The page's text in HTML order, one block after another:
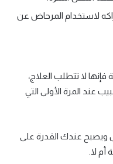
لاستخدام المرحاض عن
فإنها لا تتطلب العلاج،
عند المرة الأولى التي
ويصبح عندك القدرة على
لا.